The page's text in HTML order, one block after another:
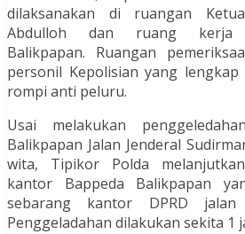
dilaksanakan di ruangan
Abdulloh dan ruang
Balikpapan. Ruangan
personil Kepolisian yang
rompi anti peluru.
Usai melakukan
Balikpapan Jalan Jenderal
wita, Tipikor Polda
kantor Bappeda Balikpapan
sebarang kantor DPRD jalan
Penggeladahan dilakukan sekita 1